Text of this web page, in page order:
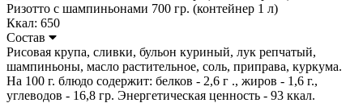
Ризотто с шампиньонами 700 гр. (контейнер 1 л)
Ккал: 650
Состав
Рисовая крупа, сливки, бульон куриный, лук репчатый,
шампиньоны, масло растительное, соль, приправа, куркума.
На 100 г. блюдо содержит: белков - 2,6 г ., жиров - 1,6 г.,
углеводов - 16,8 гр. Энергетическая ценность - 93 ккал.